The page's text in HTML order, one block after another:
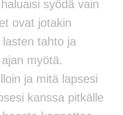
syödä vain
ovat jotakin
tahto ja
myötä.
ja mitä lapsesi
kanssa pitkälle